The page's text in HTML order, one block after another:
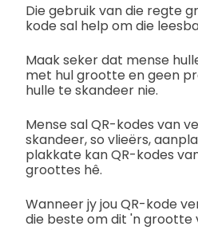
Die gebruik van die regte
kode sal help om die
Maak seker dat mense
met hul grootte en geen
hulle te skandeer nie.
Mense sal QR-kodes van
skandeer, so vlieërs,
plakkate kan QR-kodes
groottes hê.
Wanneer jy jou QR-kode
die beste om dit 'n grootte